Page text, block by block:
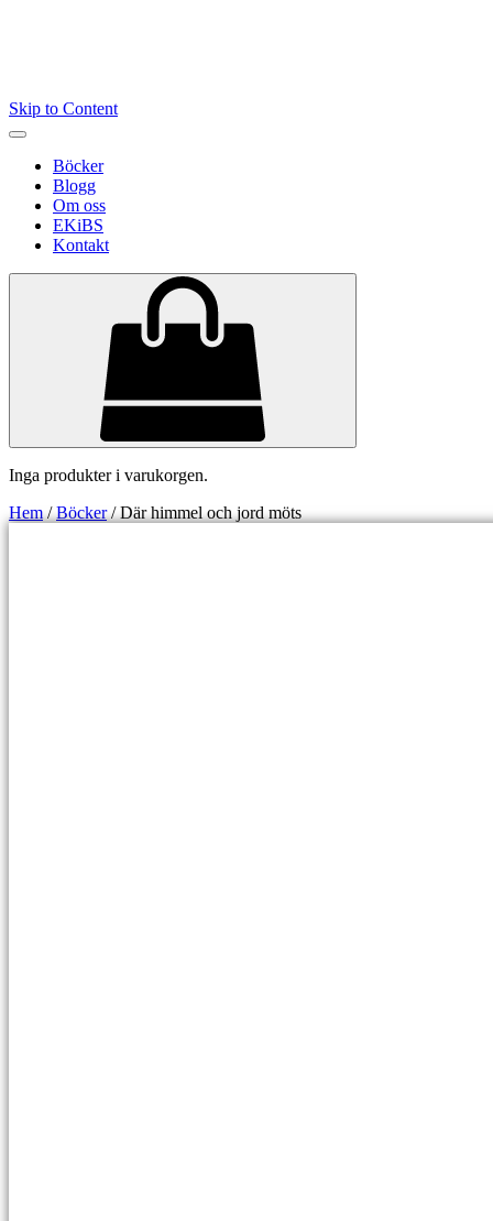
Skip to Content
Böcker
Blogg
Om oss
EKiBS
Kontakt
Inga produkter i varukorgen.
Hem/Böcker/ Där himmel och jord möts